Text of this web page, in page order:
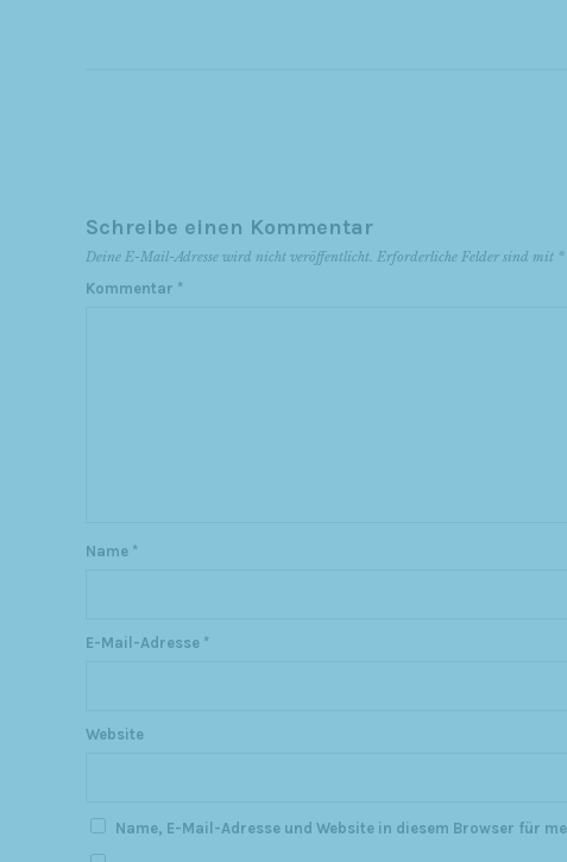
Schreibe einen Kommentar
Deine E-Mail-Adresse wird nicht veröffentlicht. Erforderliche Felder sind mit *
Kommentar *
Name *
E-Mail-Adresse *
Website
Name, E-Mail-Adresse und Website in diesem Browser für